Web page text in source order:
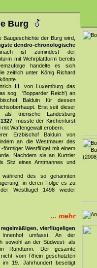
Burg
Baugeschichte der Burg wird,
dendro-chronologische
ist zumindest der
mit Wehrplattform bereits
handelte es sich
zeitlich unter König Richard
III. von Luxemburg das
sog. 'Bopparder Reich') an
Balduin für dessen
Erst seit dieser
trierische Landesburg
1327, musste der Kirchenfürst
Waffengewalt erobern.
Erzbischof Balduin von
an die Westmauer des
förmiger Westflügel mit einem
Nachdem sie an Kurtrier
Sitz eines Amtmannes und
des so genannten
in deren Folge es zu
Westflügel 1498 wieder
... mehr
regelmäßigen, vierflügeligen
umfasst. An der
sowohl an der Südwest- als
Rundturm. Der gesamte
vom Rhein geschützten
im 19. Jahrhundert beseitigt